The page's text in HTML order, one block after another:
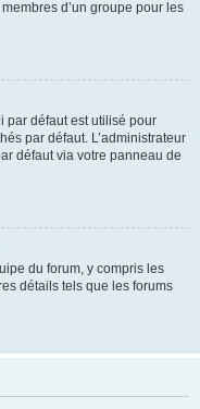
d’un groupe pour les
par défaut est utilisé pour
par défaut. L’administrateur
défaut via votre panneau de
du forum, y compris les
détails tels que les forums